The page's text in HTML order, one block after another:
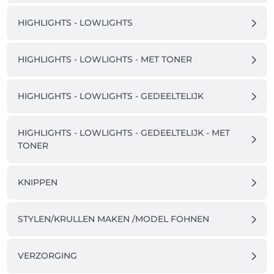
inloggen met je bestaande account om je afspraken
HIGHLIGHTS - LOWLIGHTS
HIGHLIGHTS - LOWLIGHTS - MET TONER
HIGHLIGHTS - LOWLIGHTS - GEDEELTELIJK
HIGHLIGHTS - LOWLIGHTS - GEDEELTELIJK - MET
TONER
KNIPPEN
STYLEN/KRULLEN MAKEN /MODEL FOHNEN
VERZORGING